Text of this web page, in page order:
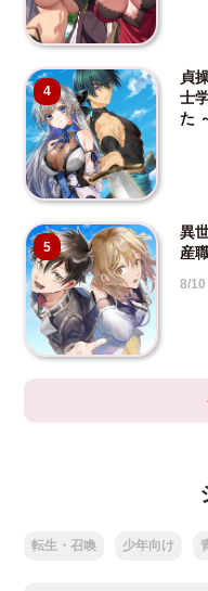
4
貞
士
た
5
異
産
8/10
転生・召喚 少年向け